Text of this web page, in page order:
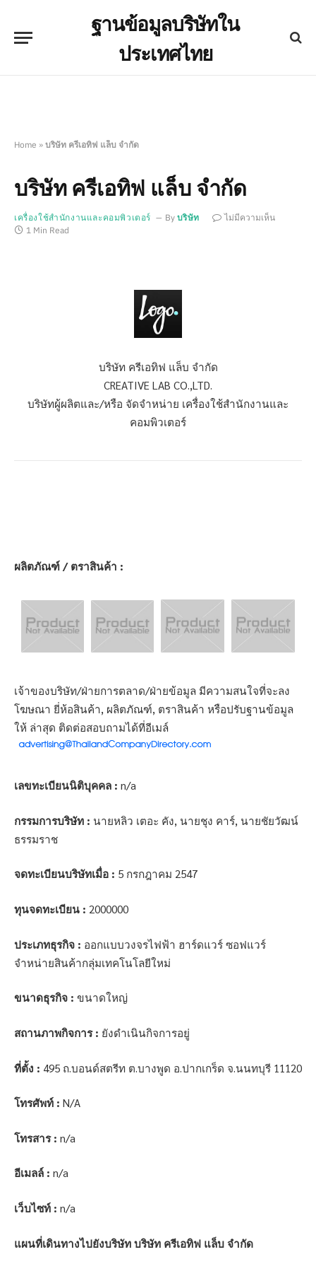
ฐานข้อมูลบริษัทใน
ประเทศไทย
Home » บริษัท ครีเอทิฟ แล็บ จำกัด
บริษัท ครีเอทิฟ แล็บ จำกัด
เครื่องใช้สำนักงานและคอมพิวเตอร์ By บริษัท
ไม่มีความเห็น
1 Min Read
บริษัท ครีเอทิฟ แล็บ จำกัด
CREATIVE LAB CO.,LTD.
บริษัทผู้ผลิตและ/หรือ จัดจำหน่าย เครื่องใช้สำนักงานและ
คอมพิวเตอร์
ผลิตภัณฑ์ / ตราสินค้า :
เจ้าของบริษัท/ฝ่ายการตลาด/ฝ่ายข้อมูล มีความสนใจที่จะลง
โฆษณา ยี่ห้อสินค้า, ผลิตภัณฑ์, ตราสินค้า หรือปรับฐานข้อมูล
ให้ ล่าสุด ติดต่อสอบถามได้ที่อีเมล์
เลขทะเบียนนิติบุคคล : n/a
กรรมการบริษัท : นายหลิว เตอะ คัง, นายชุง คาร์, นายชัยวัฒน์
ธรรมราช
จดทะเบียนบริษัทเมื่อ : 5 กรกฎาคม 2547
ทุนจดทะเบียน : 2000000
ประเภทธุรกิจ : ออกแบบวงจรไฟฟ้า ฮาร์ดแวร์ ซอฟแวร์
จำหน่ายสินค้ากลุ่มเทคโนโลยีใหม่
ขนาดธุรกิจ : ขนาดใหญ่
สถานภาพกิจการ : ยังดำเนินกิจการอยู่
ที่ตั้ง : 495 ถ.บอนด์สตรีท ต.บางพูด อ.ปากเกร็ด จ.นนทบุรี 11120
โทรศัพท์ : N/A
โทรสาร : n/a
อีเมลล์ : n/a
เว็บไซท์ : n/a
แผนที่เดินทางไปยังบริษัท บริษัท ครีเอทิฟ แล็บ จำกัด